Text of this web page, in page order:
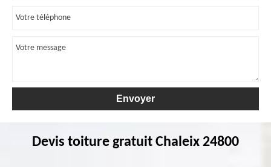
Devis toiture gratuit Chaleix 24800